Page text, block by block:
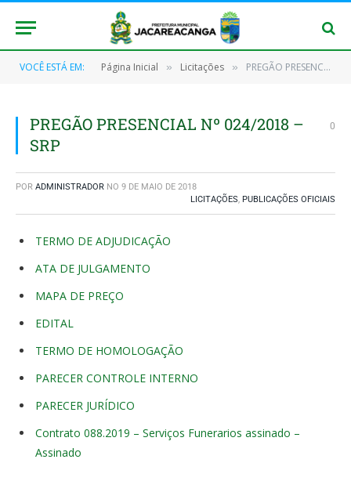
VOCÊ ESTÁ EM: Página Inicial » Licitações » PREGÃO PRESENCIAL Nº 024/2018 – SRP
PREGÃO PRESENCIAL Nº 024/2018 –
SRP
0
POR ADMINISTRADOR NO 9 DE MAIO DE 2018
LICITAÇÕES, PUBLICAÇÕES OFICIAIS
TERMO DE ADJUDICAÇÃO
ATA DE JULGAMENTO
MAPA DE PREÇO
EDITAL
TERMO DE HOMOLOGAÇÃO
PARECER CONTROLE INTERNO
PARECER JURÍDICO
Contrato 088.2019 – Serviços Funerarios assinado –
Assinado